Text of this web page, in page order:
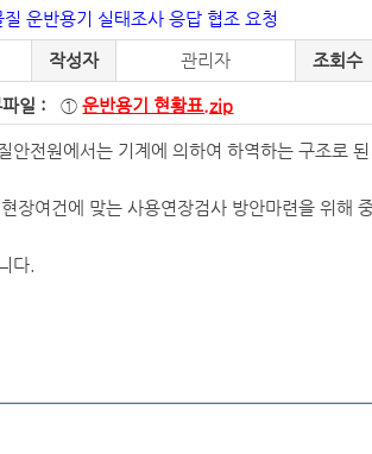
운반용기 실태조사 응답 협조 요청
작성자 관리자
조회수
일 : ①운반용기 현황표.zip
안전원에서는 기계에 의하여 하역하는 구조로
장여건에 맞는 사용연장검사 방안마련을 위해
다.